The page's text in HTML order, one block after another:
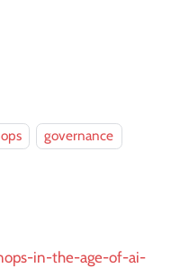
governance
in-the-age-of-ai-